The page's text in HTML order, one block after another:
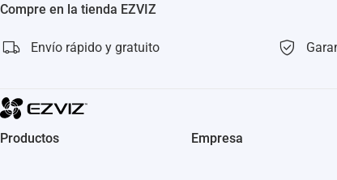
Compre en la tienda EZVIZ
Envío rápido y gratuito
Productos Empresa